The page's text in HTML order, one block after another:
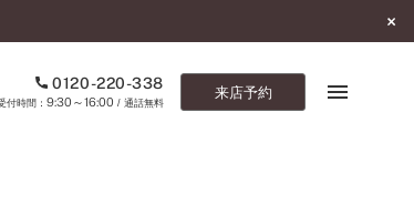
0120-220-338
9:30～16:00/ 通話無料
来店予約